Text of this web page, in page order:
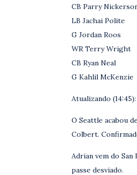
CB Parry
LB Jachai Polite
G Jordan Roos
WR Terry Wright
CB Ryan Neal
G Kahlil McKenzie
Atualizando (14:45):
O Seattle acabou
Colbert.
Adrian vem do San
passe desviado.